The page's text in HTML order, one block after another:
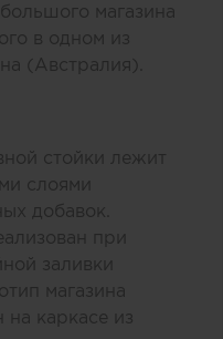
магазина
в одном из
(Австралия).
стойки лежит
слоями
добавок.
при
заливки
магазина
каркасе из